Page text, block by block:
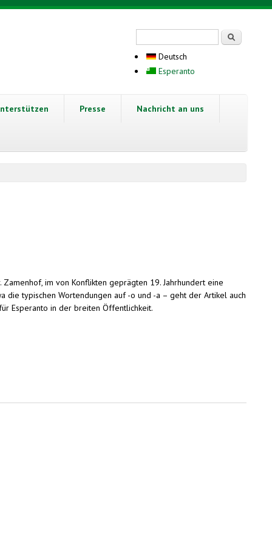
Deutsch
Esperanto
Presse Nachricht an uns
im von Konflikten geprägten 19. Jahrhundert eine
die typischen Wortendungen auf -o und -a – geht der Artikel auch
Esperanto in der breiten Öffentlichkeit.